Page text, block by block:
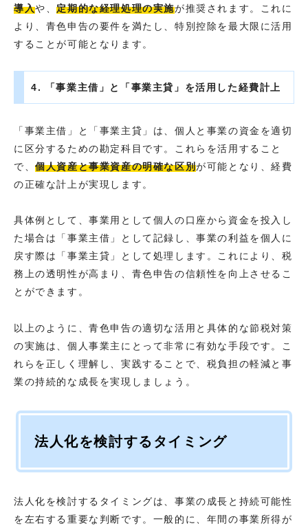
導入や、定期的な経理処理の実施が推奨されます。これに
より、青色申告の要件を満たし、特別控除を最大限に活用
することが可能となります。
4. 「事業主借」と「事業主貸」を活用した経費計上
「事業主借」と「事業主貸」は、個人と事業の資金を適切
に区分するための勘定科目です。これらを活用すること
で、個人資産と事業資産の明確な区別が可能となり、経費
の正確な計上が実現します。
具体例として、事業用として個人の口座から資金を投入し
た場合は「事業主借」として記録し、事業の利益を個人に
戻す際は「事業主貸」として処理します。これにより、税
務上の透明性が高まり、青色申告の信頼性を向上させるこ
とができます。
以上のように、青色申告の適切な活用と具体的な節税対策
の実施は、個人事業主にとって非常に有効な手段です。こ
れらを正しく理解し、実践することで、税負担の軽減と事
業の持続的な成長を実現しましょう。
法人化を検討するタイミング
法人化を検討するタイミングは、事業の成長と持続可能性
を左右する重要な判断です。一般的に、年間の事業所得が